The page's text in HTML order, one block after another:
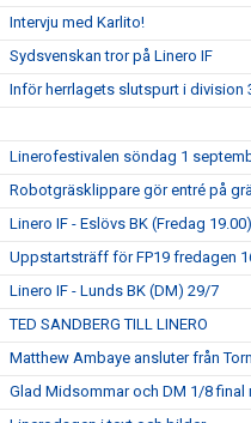
Intervju med Karlito!
Sydsvenskan tror på Linero IF
Inför herrlagets slutspurt i division
Linerofestivalen söndag 1
Robotgräsklippare gör entré på
Linero IF - Eslövs BK (Fredag 19.00)
Uppstartsträff för FP19 fredagen
Linero IF - Lunds BK (DM) 29/7
TED SANDBERG TILL LINERO
Matthew Ambaye ansluter från
Glad Midsommar och DM 1/8 final